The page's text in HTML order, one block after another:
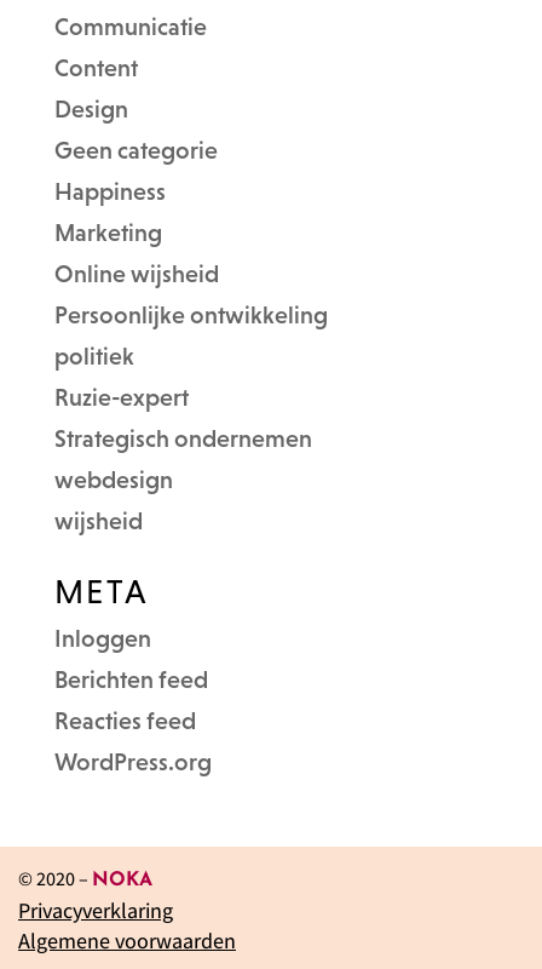
Communicatie
Content
Design
Geen categorie
Happiness
Marketing
Online wijsheid
Persoonlijke ontwikkeling
politiek
Ruzie-expert
Strategisch ondernemen
webdesign
wijsheid
META
Inloggen
Berichten feed
Reacties feed
WordPress.org
© 2020 – NOKA
Privacyverklaring
Algemene voorwaarden